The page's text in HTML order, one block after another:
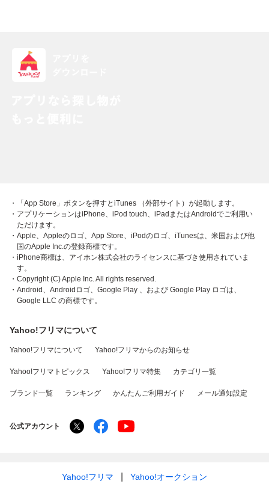
・「App Store」ボタンを押すとiTunes （外部サイト）が起動します。
・アプリケーションはiPhone、iPod touch、iPadまたはAndroidでご利用い
ただけます。
・Apple、Appleのロゴ、App Store、iPodのロゴ、iTunesは、米国および他
国のApple Inc.の登録商標です。
・iPhone商標は、アイホン株式会社のライセンスに基づき使用されていま
す。
・Copyright (C) Apple Inc. All rights reserved.
・Android、Androidロゴ、Google Play 、および Google Play ロゴは、
Google LLC の商標です。
Yahoo!フリマについて
Yahoo!フリマについて Yahoo!フリマからのお知らせ
Yahoo!フリマトピックス Yahoo!フリマ特集 カテゴリ一覧
ブランド一覧 ランキング かんたんご利用ガイド メール通知設定
公式アカウント
Yahoo!フリマ Yahoo!オークション